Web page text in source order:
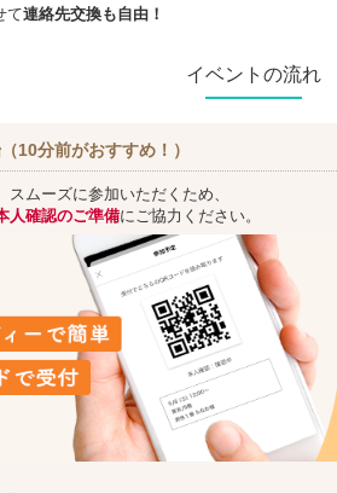
て連絡先交換も自由！
イベントの流れ
10分前がおすすめ！）
スムーズに参加いただくため、
人確認のご準備にご協力ください。